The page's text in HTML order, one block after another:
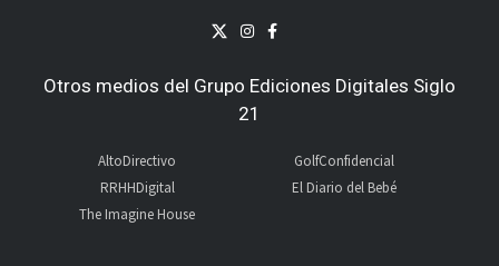
Otros medios del Grupo Ediciones Digitales Siglo
21
AltoDirectivo
RRHHDigital
The Imagine House
GolfConfidencial
El Diario del Bebé